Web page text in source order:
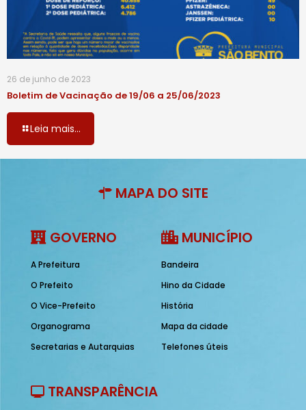
26 de junho de 2023
Boletim de Vacinação de 19/06 a 25/06/2023
Leia mais...
MAPA DO SITE
GOVERNO
A Prefeitura
O Prefeito
O Vice-Prefeito
Organograma
Secretarias e Autarquias
MUNICÍPIO
Bandeira
Hino da Cidade
História
Mapa da cidade
Telefones úteis
TRANSPARÊNCIA